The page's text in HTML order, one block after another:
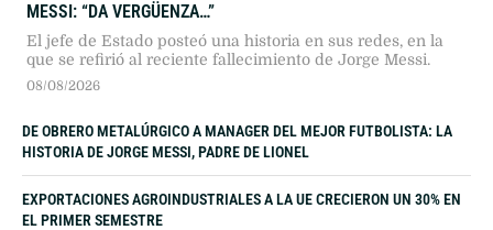
MESSI: “DA VERGÜENZA…”
El jefe de Estado posteó una historia en sus redes, en la
que se refirió al reciente fallecimiento de Jorge Messi.
08/08/2026
DE OBRERO METALÚRGICO A MANAGER DEL MEJOR FUTBOLISTA: LA
HISTORIA DE JORGE MESSI, PADRE DE LIONEL
EXPORTACIONES AGROINDUSTRIALES A LA UE CRECIERON UN 30% EN
EL PRIMER SEMESTRE